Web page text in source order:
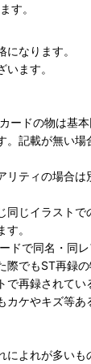
す。
なります。
ます。
ードの物は基
記載が無い
ティの場合は
じイラスト
。
ドで同名・同
でもST再録の
再録されて
ケやキズ等あ
よれが多い